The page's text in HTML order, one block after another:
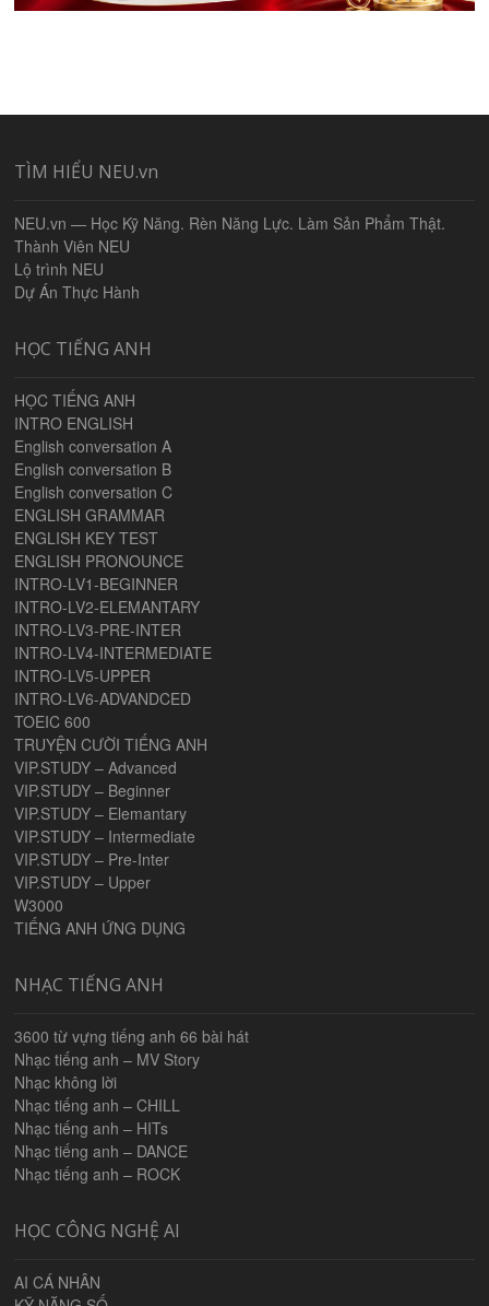
TÌM HIỂU NEU.vn
NEU.vn — Học Kỹ Năng. Rèn Năng Lực. Làm Sản Phẩm Thật.
Thành Viên NEU
Lộ trình NEU
Dự Án Thực Hành
HỌC TIẾNG ANH
HỌC TIẾNG ANH
INTRO ENGLISH
English conversation A
English conversation B
English conversation C
ENGLISH GRAMMAR
ENGLISH KEY TEST
ENGLISH PRONOUNCE
INTRO-LV1-BEGINNER
INTRO-LV2-ELEMANTARY
INTRO-LV3-PRE-INTER
INTRO-LV4-INTERMEDIATE
INTRO-LV5-UPPER
INTRO-LV6-ADVANDCED
TOEIC 600
TRUYỆN CƯỜI TIẾNG ANH
VIP.STUDY – Advanced
VIP.STUDY – Beginner
VIP.STUDY – Elemantary
VIP.STUDY – Intermediate
VIP.STUDY – Pre-Inter
VIP.STUDY – Upper
W3000
TIẾNG ANH ỨNG DỤNG
NHẠC TIẾNG ANH
3600 từ vựng tiếng anh 66 bài hát
Nhạc tiếng anh – MV Story
Nhạc không lời
Nhạc tiếng anh – CHILL
Nhạc tiếng anh – HITs
Nhạc tiếng anh – DANCE
Nhạc tiếng anh – ROCK
HỌC CÔNG NGHỆ AI
AI CÁ NHÂN